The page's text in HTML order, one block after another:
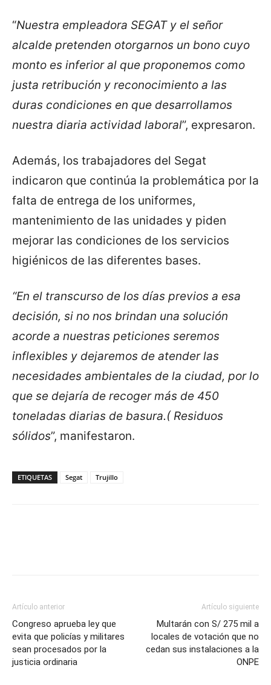
“Nuestra empleadora SEGAT y el señor
alcalde pretenden otorgarnos un bono cuyo
monto es inferior al que proponemos como
justa retribución y reconocimiento a las
duras condiciones en que desarrollamos
nuestra diaria actividad laboral”, expresaron.
Además, los trabajadores del Segat
indicaron que continúa la problemática por la
falta de entrega de los uniformes,
mantenimiento de las unidades y piden
mejorar las condiciones de los servicios
higiénicos de las diferentes bases.
“En el transcurso de los días previos a esa
decisión, si no nos brindan una solución
acorde a nuestras peticiones seremos
inflexibles y dejaremos de atender las
necesidades ambientales de la ciudad, por lo
que se dejaría de recoger más de 450
toneladas diarias de basura.( Residuos
sólidos”, manifestaron.
ETIQUETAS Segat Trujillo
Artículo anterior
Congreso aprueba ley que
evita que policías y militares
sean procesados por la
justicia ordinaria
Artículo siguiente
Multarán con S/ 275 mil a
locales de votación que no
cedan sus instalaciones a la
ONPE